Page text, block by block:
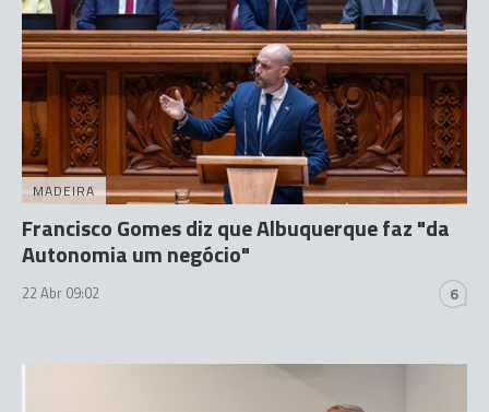
MADEIRA
Francisco Gomes diz que Albuquerque faz "da
Autonomia um negócio"
22 Abr 09:02 6